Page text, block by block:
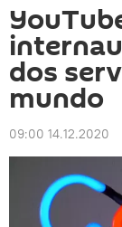
dos
mundo
09:00 14.12.2020